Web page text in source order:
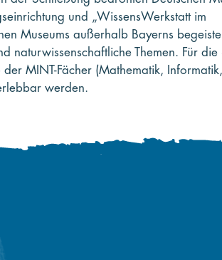
und „WissensWerkstatt im
Museums außerhalb Bayerns
naturwissenschaftliche Themen. Für die
MINT-Fächer (Mathematik, Informatik,
werden.